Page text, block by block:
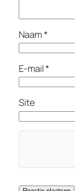
Naam*
E-mail*
Site